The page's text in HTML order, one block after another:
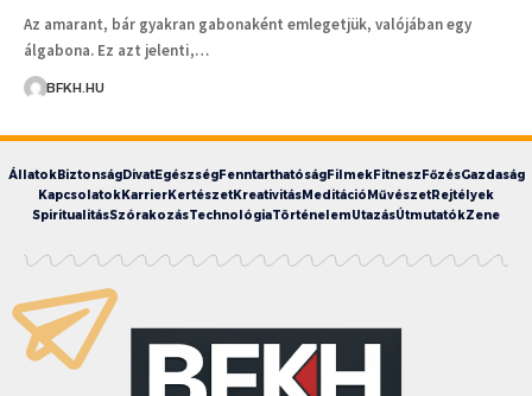
Az amarant, bár gyakran gabonaként emlegetjük, valójában egy
álgabona. Ez azt jelenti,…
BFKH.HU
ÁllatokBiztonságDivatEgészségFenntarthatóságFilmekFitneszFőzésGazdaság
KapcsolatokKarrierKertészetKreativitásMeditációMűvészetRejtélyek
SpiritualitásSzórakozásTechnológiaTörténelemUtazásÚtmutatókZene